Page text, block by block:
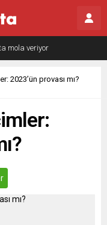
mola veriyor
2023’ün provası mı?